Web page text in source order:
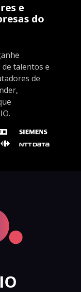
e
do
talentos e
de